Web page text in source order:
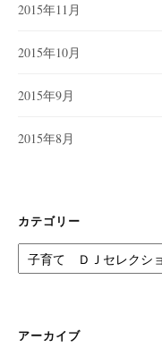
2015年11月
2015年10月
2015年9月
2015年8月
カテゴリー
テ
ー
アーカイブ